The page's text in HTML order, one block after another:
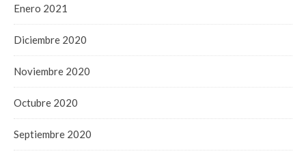
Enero 2021
Diciembre 2020
Noviembre 2020
Octubre 2020
Septiembre 2020